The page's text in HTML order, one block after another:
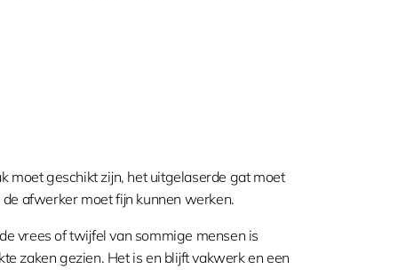
moet geschikt zijn, het uitgelaserde gat moet
afwerker moet fijn kunnen werken.
vrees of twijfel van sommige mensen is
zaken gezien. Het is en blijft vakwerk en een